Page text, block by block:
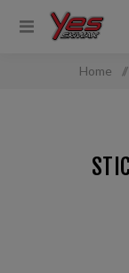
Home /